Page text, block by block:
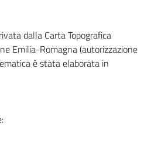
dalla Carta Topografica
Emilia-Romagna (autorizzazione
è stata elaborata in